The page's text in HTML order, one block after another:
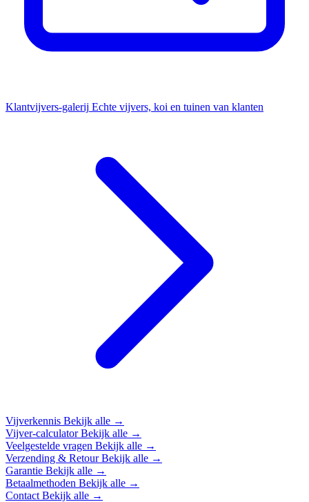
Klantvijvers-galerij Echte vijvers, koi en tuinen van klanten
Vijverkennis Bekijk alle →
Vijver-calculatorBekijk alle →
Veelgestelde vragen Bekijk alle →
Verzending & RetourBekijk alle →
Garantie Bekijk alle →
Betaalmethoden Bekijk alle →
Contact Bekijk alle →